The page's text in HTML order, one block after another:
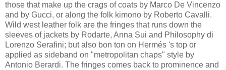
those that make up the crags of coats by Marco De Vincenzo
and by Gucci, or along the folk kimono by Roberto Cavalli.
Wild west leather folk are the fringes that runs down the
sleeves of jackets by Rodarte, Anna Sui and Philosophy di
Lorenzo Serafini; but also bon ton on Hermés 's top or
applied as sideband on "metropolitan chaps" style by
Antonio Berardi. The fringes comes back to prominence and